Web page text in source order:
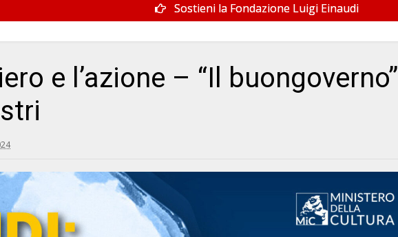
Sostieni la Fondazione Luigi Einaudi
e l’azione – “Il buongoverno”